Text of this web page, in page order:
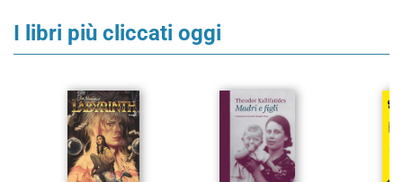
I libri più cliccati oggi